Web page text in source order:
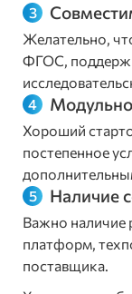
Желательно,
ФГОС,
Хороший
постепенное
Наличие
Важно
платформ,
поставщика.